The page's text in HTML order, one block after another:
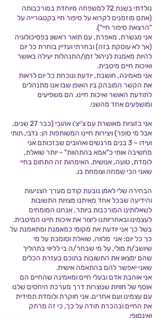
נולדתי בשנת 72 למשפחה מיוחדת במורכבותה
(אתם מוזמנים לקרוא על סיפור חיי בקטגורייה על
"הרצאת סיפור חיי").
אני מגשרת, מאפרת, עם תואר ראשון בפסיכולוגיה
(אך לא עוסקת בזה) ובחרתי ועדיין בוחרת כל יום
להיות מאמנת לניהול זמן/התנהלות יעילה באושר
ואיכות חיים מיטבית.
אני מאמינה, חושבת, יודעת ונוכחת כל יום לראות
את הקשר המובהק בין האופן שבו אנו מתנהלים
לתודעת האושר ואיכות חיינו. הם משפיעים
ומושפעים אחד מהשני.
אני בזוגיות מאושרת עם צ'יצ'ו אהובי (כבר 27 שנים,
אבל מי סופר) ויצירות חיינו המשותפות הן: נדבי, תותי
ועידו – 3 בנים מרגשים ואהובים שבזכותם אני
מחשיבה אותי כ"אמא בהתהוות" - יותר שואלת,
לומדת, טועה, אנושית. האימהות זה התחום בחיי
שאני הכי שמחה וצומחת בו.
הבחירה שלי לאמן נובעת קודם מערך הצניעות
והידיעה שבכל אחד מאיתנו מצויות התשובות
לשאלותינו המורכבות ביותר, אנחנו המומחים
לעצמינו ובאחריותנו ליצור את איכות חיינו המיטבית.
בשל כך אני יודעת את מקומי כמאמנת ומתאמנת על
כך כל יום: אני מלווה, שואלת וסומכת על מי
שיושב/ת מולי, על מי שבחר/ה בי לליווי בתהליך
שהם ימצאו את התשובות בתוכם בעזרת הכלים
שאני יאפשר להם בהתאמה אישית.
אני אוהבת אדם ובעלי חיים ומאמינה שהחיים הם
אוסף של חוויות שנוצרות דרך מערכת היחסים שלנו
עם עצמינו ועם אחרים. אני חוקרת ולומדת תמידית
את החיים ובהכרת תודה על כך, כי זה מרתק
ואינסופי.